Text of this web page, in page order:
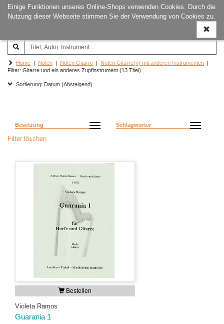
Einige Funktionen unseres Online-Shops verwenden Cookies. Durch die
Nutzung dieser Webseite stimmen Sie der Verwendung von Cookies zu.
ein-/
Joachim‐Trekel‐Musikverlag,
Hamburg
Home | Noten | Noten Gitarre | Noten Gitarre(n) mit anderen Instrumenten |
Filter: Gitarre und ein anderes Zupfinstrument (13 Titel)
Sortierung: Datum (Absteigend)
Besetzung Schlagwörter
Filter löschen
Bestellen
Violeta Ramos
Guarania 1